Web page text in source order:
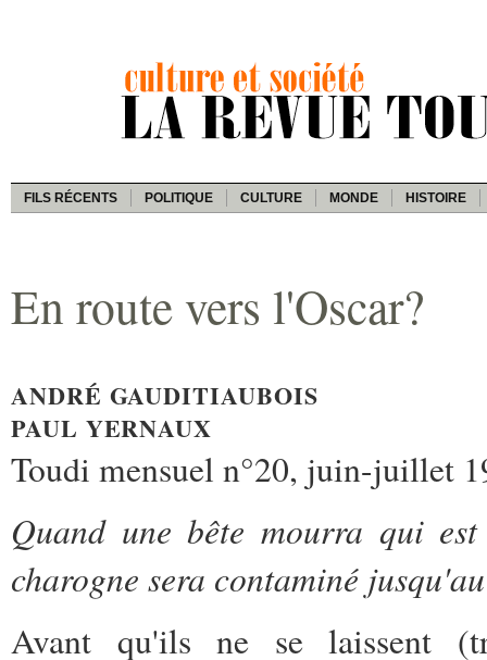
FILS RÉCENTS POLITIQUE CULTURE MONDE HISTOIRE
En route vers l'Oscar?
ANDRÉ GAUDITIAUBOIS
PAUL YERNAUX
Toudi mensuel n°20, juin-juillet
Quand une bête mourra qui
charogne sera contaminé
Avant qu'ils ne se laissent